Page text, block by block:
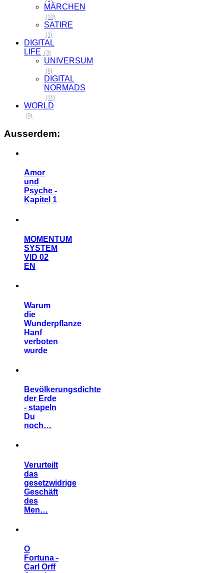
MÄRCHEN
(10)
SATIRE
(1)
DIGITAL
LIFE (3)
UNIVERSUM
(6)
DIGITAL
NORMADS
(11)
WORLD
(0)
Ausserdem:
Amor
und
Psyche -
Kapitel 1
MOMENTUM
SYSTEM
VID 02
EN
Warum
die
Wunderpflanze
Hanf
verboten
wurde
Bevölkerungsdichte
der Erde
- stapeln
Du
noch…
Verurteilt
das
gesetzwidrige
Geschäft
des
Men…
O
Fortuna -
Carl Orff